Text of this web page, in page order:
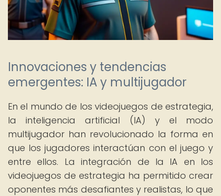
Innovaciones y tendencias
emergentes: IA y multijugador
En el mundo de los videojuegos de estrategia,
la inteligencia artificial (IA) y el modo
multijugador han revolucionado la forma en
que los jugadores interactúan con el juego y
entre ellos. La integración de la IA en los
videojuegos de estrategia ha permitido crear
oponentes más desafiantes y realistas, lo que